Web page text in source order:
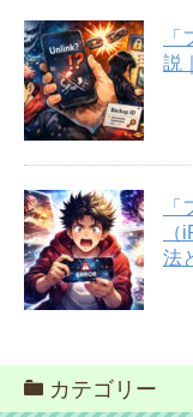
説
法
カテゴリー